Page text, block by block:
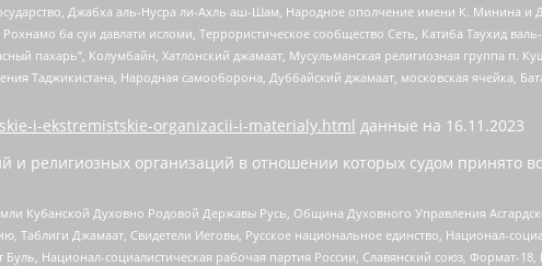
Джабха аль-Нусра ли-Ахль аш-Шам, Народное ополчение имени К. Минина
ба суи давлати исломи, Террористическое сообщество Сеть, Катиба Таухид
пахарь”, Колумбайн, Хатлонский джамаат, Мусульманская религиозная группа
Таджикистана, Народная самооборона, Дуббайский джамаат, московская ячейка,
i-ekstremistskie-organizacii-i-materialy.html данные на 16.11.2023
религиозных организаций в отношении которых судом принято
Кубанской Духовно Родовой Державы Русь, Община Духовного Управления
Таблиги Джамаат, Свидетели Иеговы, Русское национальное единство, Национал-
Национал-социалистическая рабочая партия России, Славянский союз, Формат-